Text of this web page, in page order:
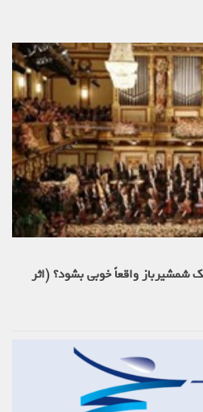
واقعاً خوبی بشود؟ (اثر